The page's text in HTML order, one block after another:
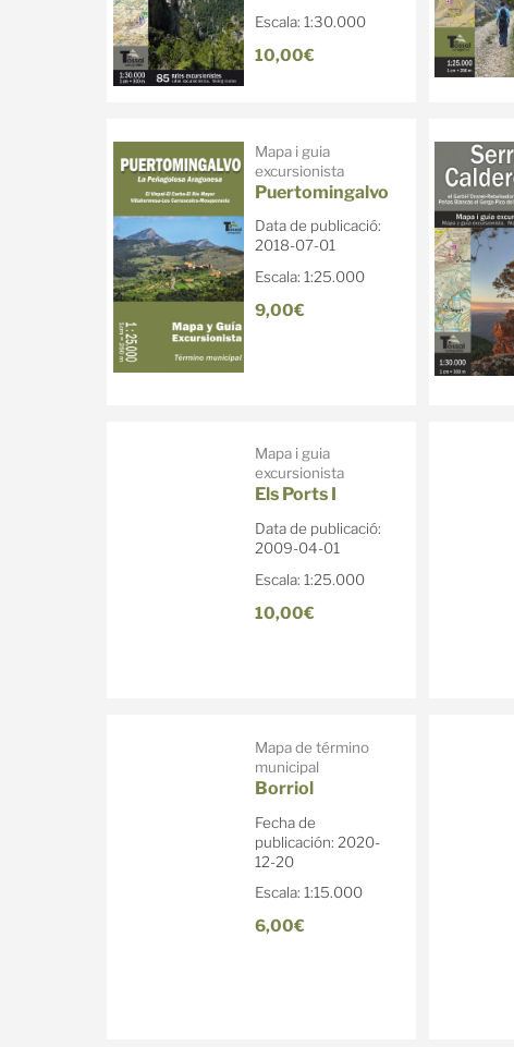
Escala: 1:30.000
10,00€
Mapa i guia
excursionista
Puertomingalvo
Data de publicació:
2018-07-01
Escala: 1:25.000
9,00€
Mapa i guia
excursionista
Els Ports I
Data de publicació:
2009-04-01
Escala: 1:25.000
10,00€
Mapa de término
municipal
Borriol
Fecha de
publicación: 2020-
12-20
Escala: 1:15.000
6,00€